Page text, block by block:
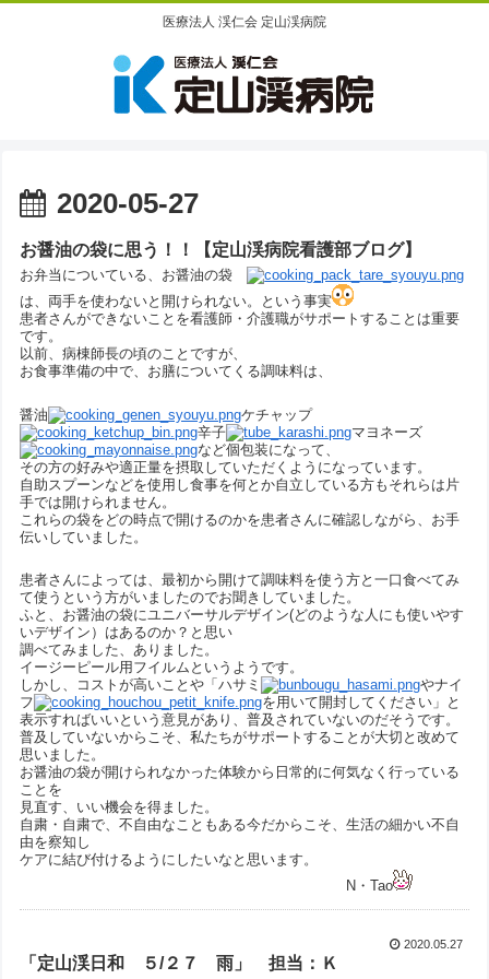
医療法人 渓仁会 定山渓病院
2020-05-27
お醤油の袋に思う！！【定山渓病院看護部ブログ】
お弁当についている、お醤油の袋
は、両手を使わないと開けられない。という事実
患者さんができないことを看護師・介護職がサポートすることは重要
です。
以前、病棟師長の頃のことですが、
お食事準備の中で、お膳についてくる調味料は、
醤油
ケチャップ
辛子
マヨネーズ
など個包装になって、
その方の好みや適正量を摂取していただくようになっています。
自助スプーンなどを使用し食事を何とか自立している方もそれらは片
手では開けられません。
これらの袋をどの時点で開けるのかを患者さんに確認しながら、お手
伝いしていました。
患者さんによっては、最初から開けて調味料を使う方と一口食べてみ
て使うという方がいましたのでお聞きしていました。
ふと、お醤油の袋にユニバーサルデザイン(どのような人にも使いやす
いデザイン）はあるのか？と思い
調べてみました、ありました。
イージーピール用フイルムというようです。
しかし、コストが高いことや「ハサミ
やナイ
フ
を用いて開封してください」と
表示すればいいという意見があり、普及されていないのだそうです。
普及していないからこそ、私たちがサポートすることが大切と改めて
思いました。
お醤油の袋が開けられなかった体験から日常的に何気なく行っている
ことを
見直す、いい機会を得ました。
自粛・自粛で、不自由なこともある今だからこそ、生活の細かい不自
由を察知し
ケアに結び付けるようにしたいなと思います。
N・Tao
2020.05.27
「定山渓日和 ５/２７ 雨」 担当：Ｋ